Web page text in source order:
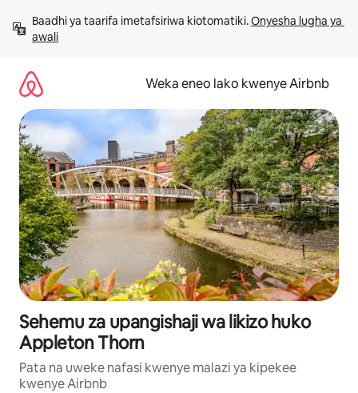
kwenda
kwenye
Baadhi ya taarifa imetafsiriwa kiotomatiki. Onyesha lugha ya
awali
Weka eneo lako kwenye Airbnb
Sehemu za upangishaji wa likizo huko
Appleton Thorn
Pata na uweke nafasi kwenye malazi ya kipekee
kwenye Airbnb